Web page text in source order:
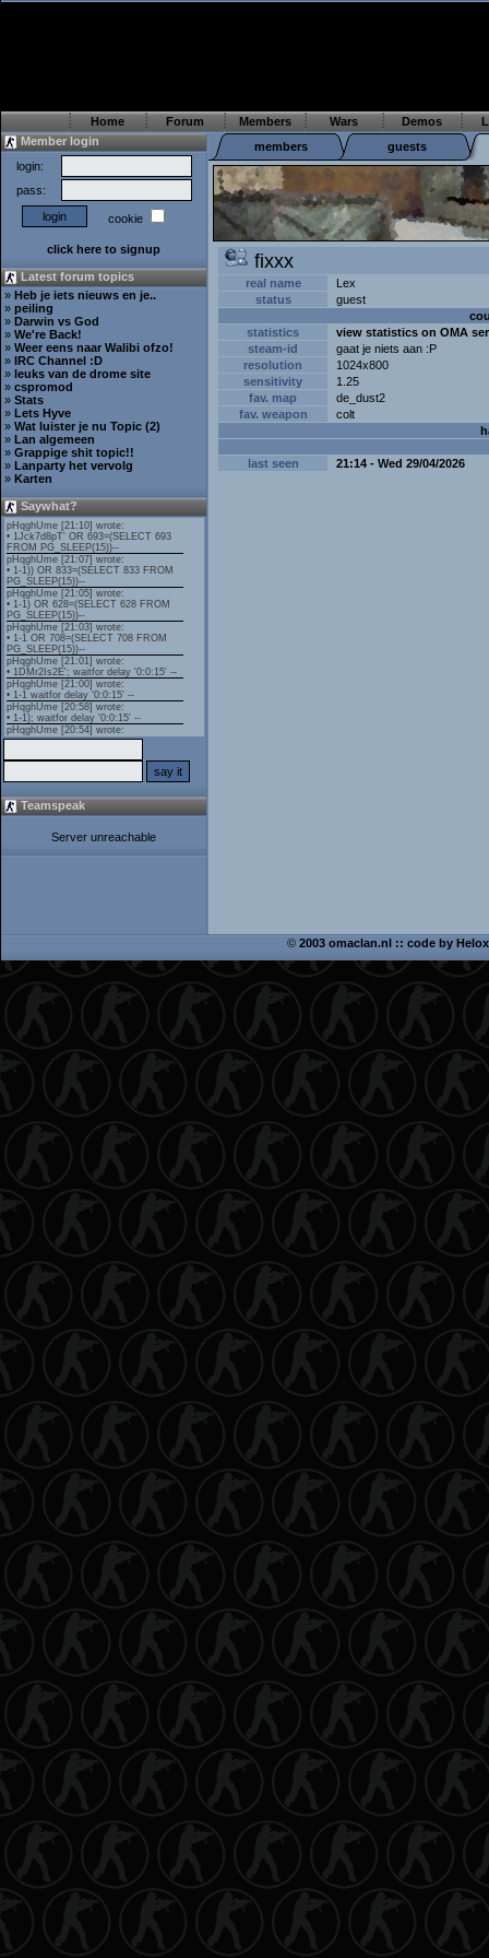
Home Forum Members Wars Demos
Member login
login:
pass:
cookie
click here to signup
Latest forum topics
» Heb je iets nieuws en je..
» peiling
» Darwin vs God
» We're Back!
» Weer eens naar Walibi ofzo!
» IRC Channel :D
» leuks van de drome site
» cspromod
» Stats
» Lets Hyve
» Wat luister je nu Topic (2)
» Lan algemeen
» Grappige shit topic!!
» Lanparty het vervolg
» Karten
Saywhat?
Teamspeak
Server unreachable
members guests
fixxx
real name
Lex
status
guest
statistics
view statistics on OMA
steam-id
gaat je niets aan :P
resolution
1024x800
sensitivity
1.25
fav. map
de_dust2
fav. weapon
colt
last seen 21:14 - Wed 29/04/2026
© 2003 omaclan.nl :: code by Helox